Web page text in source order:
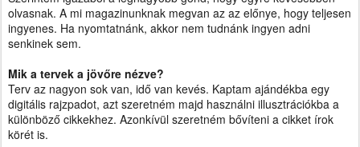
olvasnak. A mi magazinunknak megvan az az előnye, hogy teljesen
ingyenes. Ha nyomtatnánk, akkor nem tudnánk ingyen adni
senkinek sem.
Mik a tervek a jövőre nézve?
Terv az nagyon sok van, idő van kevés. Kaptam ajándékba egy
digitális rajzpadot, azt szeretném majd használni illusztrációkba a
különböző cikkekhez. Azonkívül szeretném bővíteni a cikket írok
körét is.